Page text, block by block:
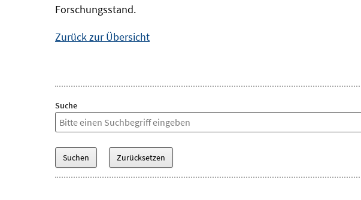
Forschungsstand.
Zurück zur Übersicht
Suche